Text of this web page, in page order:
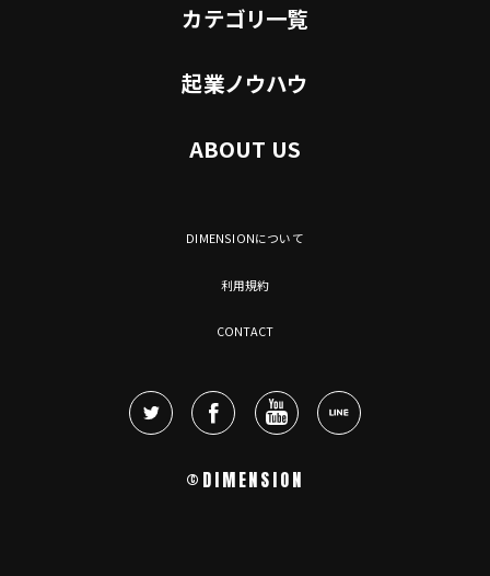
カテゴリ一覧
起業ノウハウ
ABOUT US
DIMENSIONについて
利用規約
CONTACT
©DIMENSION